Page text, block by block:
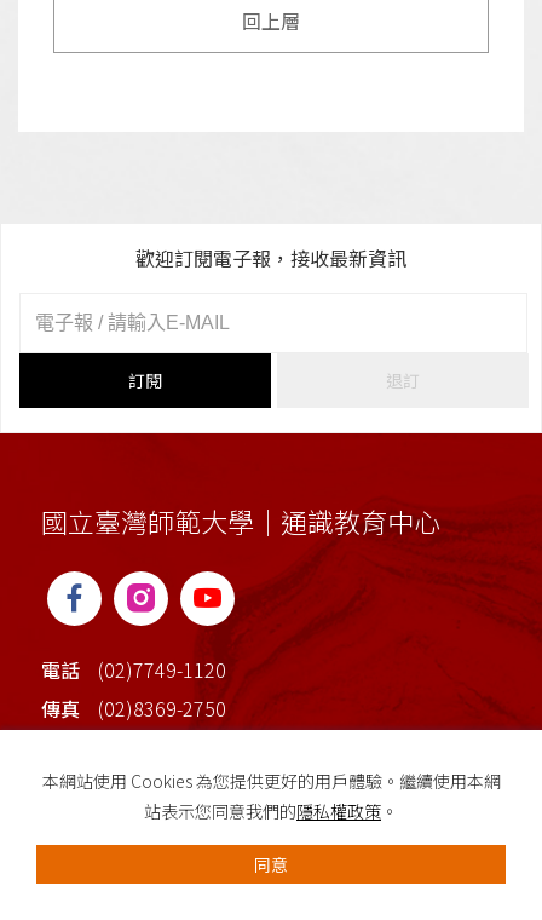
本網站使用 Cookies 為您提供更好的用戶體驗。繼續使用本網
站表示您同意我們的隱私權政策 。
同意
回上層
歡迎訂閱電子報，接收最新資訊
訂閱 退訂
國立臺灣師範大學｜通識教育中心
電話
(02)7749-1120
傳真
(02)8369-2750
大樓2樓)